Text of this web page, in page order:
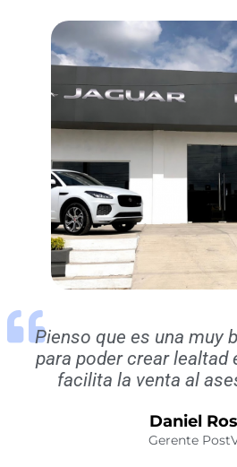
Pienso que es una muy
para poder crear lealtad
facilita la venta al
Daniel
Gerente